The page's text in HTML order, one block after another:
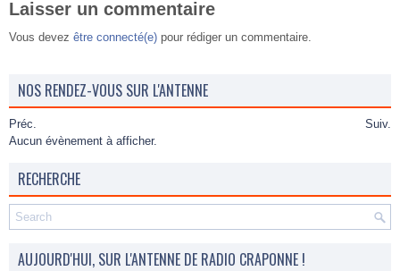
Laisser un commentaire
Vous devez être connecté(e) pour rédiger un commentaire.
NOS RENDEZ-VOUS SUR L'ANTENNE
Préc.
Suiv.
Aucun évènement à afficher.
RECHERCHE
AUJOURD'HUI, SUR L'ANTENNE DE RADIO CRAPONNE !